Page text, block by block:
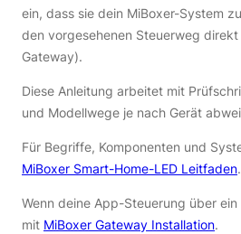
ein, dass sie dein MiBoxer-System
den vorgesehenen Steuerweg
Gateway).
Diese Anleitung arbeitet mit
und Modellwege je nach Gerät
Für Begriffe, Komponenten und
MiBoxer Smart-Home-LED Leitfaden.
Wenn deine App-Steuerung über
mit MiBoxer Gateway Installation.